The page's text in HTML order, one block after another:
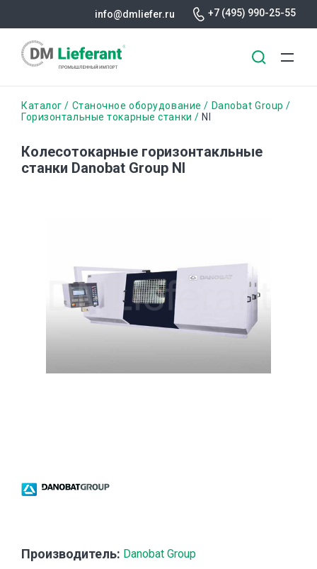
содержанию
info@dmliefer.ru +7 (495) 990-25-55
Строка
Каталог Станочное оборудование
Danobat Group
Горизонтальные токарные станки
NI
Колесотокарные горизонтакльные
станки Danobat Group NI
Производитель: Danobat Group